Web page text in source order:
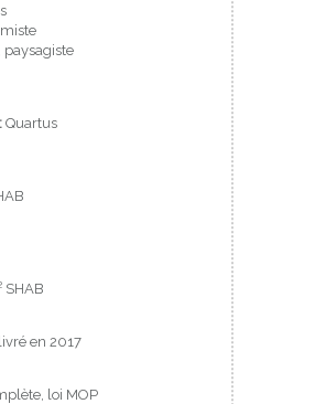
paysagiste
Quartus
livré en 2017
loi MOP